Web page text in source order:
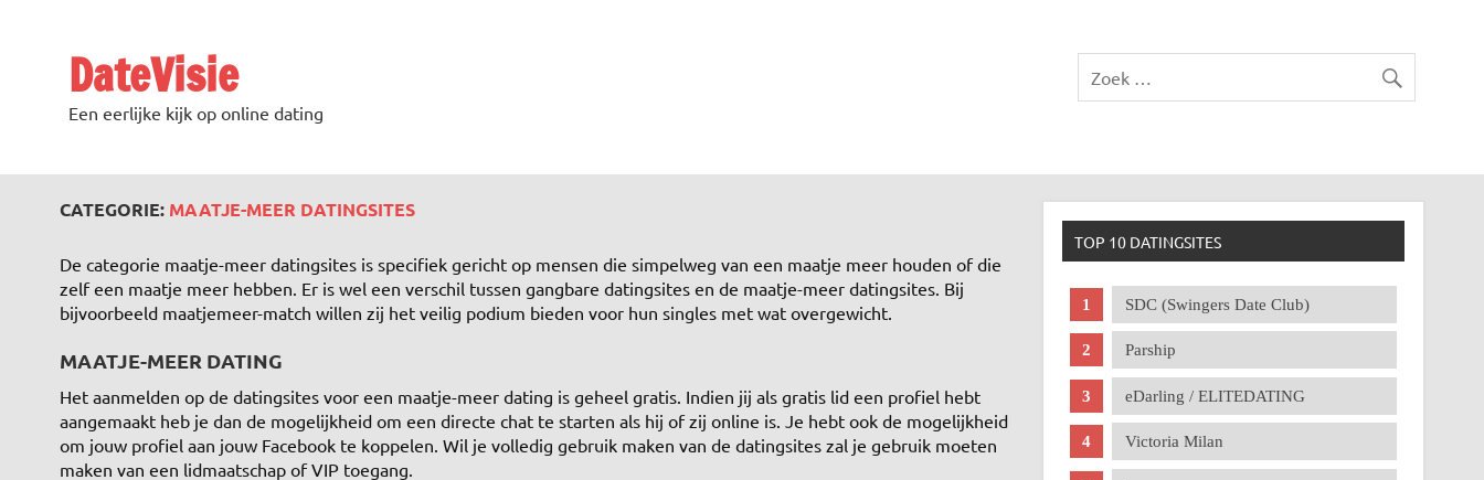
DateVisie
Een eerlijke kijk op online dating
CATEGORIE: MAATJE-MEER DATINGSITES
De categorie maatje-meer datingsites is specifiek gericht op mensen die simpelweg van een maatje meer houden of die
zelf een maatje meer hebben. Er is wel een verschil tussen gangbare datingsites en de maatje-meer datingsites. Bij
bijvoorbeeld maatjemeer-match willen zij het veilig podium bieden voor hun singles met wat overgewicht.
MAATJE-MEER DATING
Het aanmelden op de datingsites voor een maatje-meer dating is geheel gratis. Indien jij als gratis lid een profiel hebt
aangemaakt heb je dan de mogelijkheid om een directe chat te starten als hij of zij online is. Je hebt ook de mogelijkheid
om jouw profiel aan jouw Facebook te koppelen. Wil je volledig gebruik maken van de datingsites zal je gebruik moeten
maken van een lidmaatschap of VIP toegang.
TOP 10 DATINGSITES
SDC (Swingers Date Club)
Parship
eDarling / ELITEDATING
Victoria Milan